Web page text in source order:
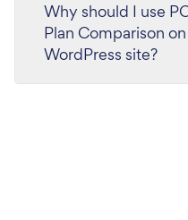
Why should I use
Plan Comparison
WordPress site?